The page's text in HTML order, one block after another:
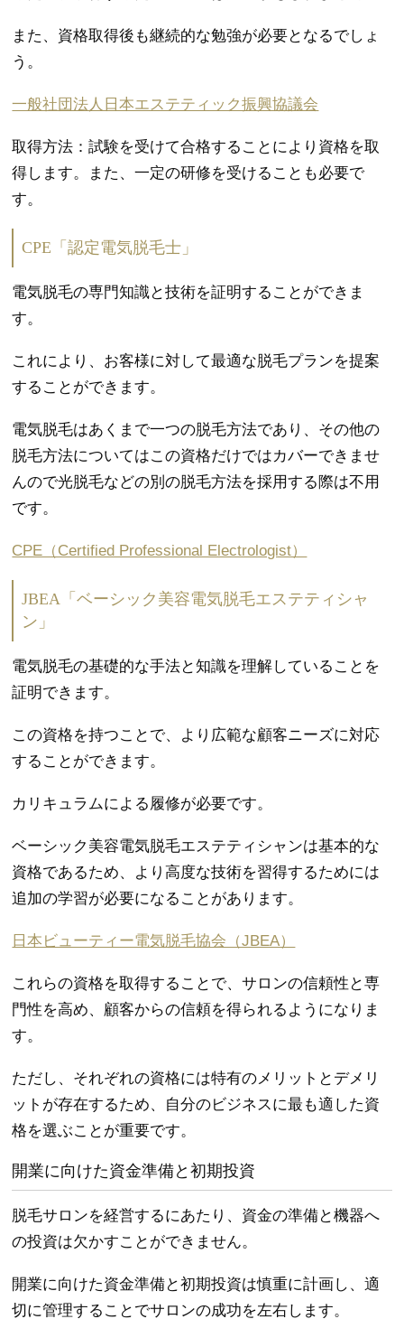
また、資格取得後も継続的な勉強が必要となるでしょ
う。
一般社団法人日本エステティック振興協議会
取得方法：試験を受けて合格することにより資格を取
得します。また、一定の研修を受けることも必要で
す。
CPE「認定電気脱毛士」
電気脱毛の専門知識と技術を証明することができま
す。
これにより、お客様に対して最適な脱毛プランを提案
することができます。
電気脱毛はあくまで一つの脱毛方法であり、その他の
脱毛方法についてはこの資格だけではカバーできませ
んので光脱毛などの別の脱毛方法を採用する際は不用
です。
CPE（Certified Professional Electrologist）
JBEA「ベーシック美容電気脱毛エステティシャ
ン」
電気脱毛の基礎的な手法と知識を理解していることを
証明できます。
この資格を持つことで、より広範な顧客ニーズに対応
することができます。
カリキュラムによる履修が必要です。
ベーシック美容電気脱毛エステティシャンは基本的な
資格であるため、より高度な技術を習得するためには
追加の学習が必要になることがあります。
日本ビューティー電気脱毛協会（JBEA）
これらの資格を取得することで、サロンの信頼性と専
門性を高め、顧客からの信頼を得られるようになりま
す。
ただし、それぞれの資格には特有のメリットとデメリ
ットが存在するため、自分のビジネスに最も適した資
格を選ぶことが重要です。
開業に向けた資金準備と初期投資
脱毛サロンを経営するにあたり、資金の準備と機器へ
の投資は欠かすことができません。
開業に向けた資金準備と初期投資は慎重に計画し、適
切に管理することでサロンの成功を左右します。